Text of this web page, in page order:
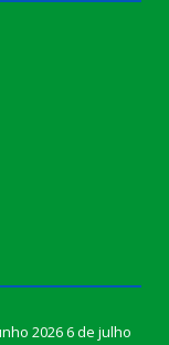
20266 de julho